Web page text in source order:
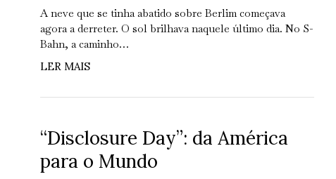
A neve que se tinha abatido sobre Berlim começava
agora a derreter. O sol brilhava naquele último dia. No S-
Bahn, a caminho…
LER MAIS
“Disclosure Day”: da América
para o Mundo